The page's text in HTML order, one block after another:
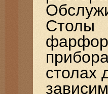
Столы
столах